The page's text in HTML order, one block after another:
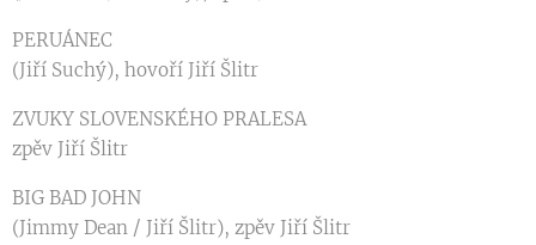
PERUÁNEC
(Jiří Suchý), hovoří Jiří Šlitr
ZVUKY SLOVENSKÉHO PRALESA
zpěv Jiří Šlitr
BIG BAD JOHN
(Jimmy Dean / Jiří Šlitr), zpěv Jiří Šlitr